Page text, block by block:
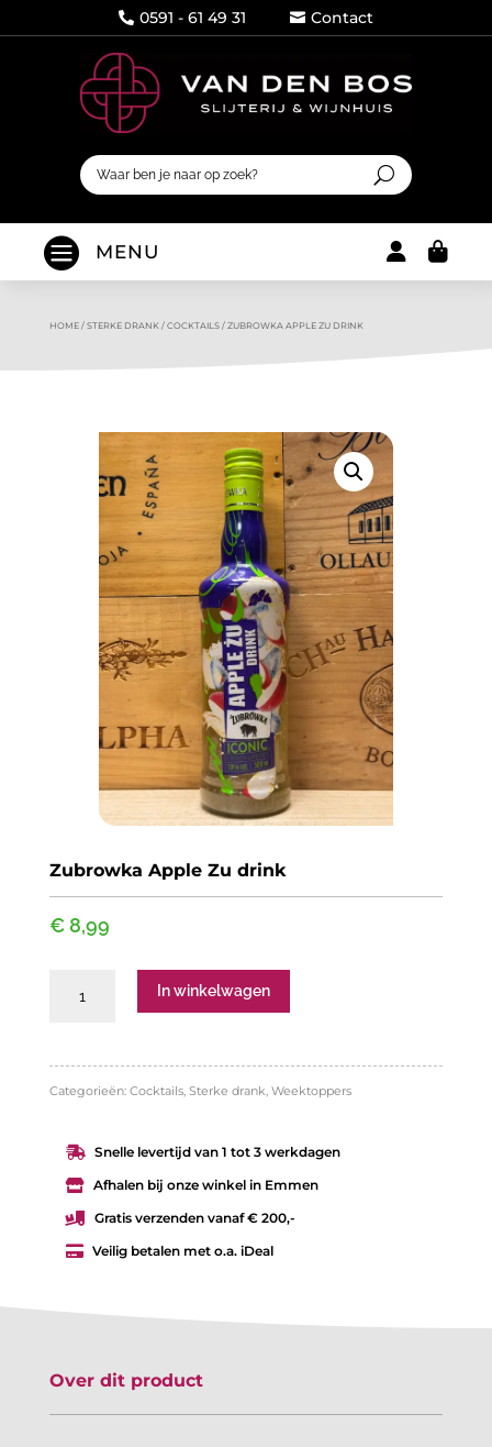
 0591 - 61 49 31  Contact
 MENU 
HOME/ STERKE DRANK / COCKTAILS/ ZUBROWKA APPLE ZU DRINK
Zubrowka Apple Zu drink
€8,99
drink
In winkelwagen
Categorieën: Cocktails, Sterke drank, Weektoppers
 Snelle levertijd van 1 tot 3 werkdagen
 Afhalen bij onze winkel in Emmen
 Gratis verzenden vanaf € 200,-
 Veilig betalen met o.a. iDeal
Over dit product